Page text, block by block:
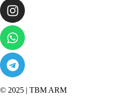
© 2025 | TBM ARM